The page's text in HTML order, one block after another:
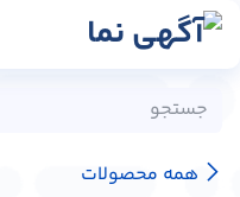
پرش به محتوا
همه محصولات